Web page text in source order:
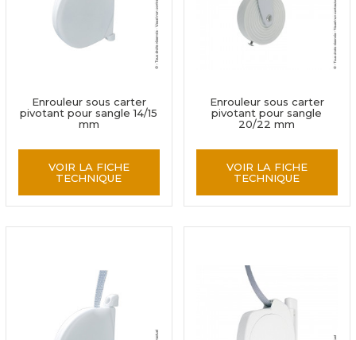
Enrouleur sous carter
pivotant pour sangle 14/15
mm
VOIR LA FICHE
TECHNIQUE
Enrouleur sous carter
pivotant pour sangle
20/22 mm
VOIR LA FICHE
TECHNIQUE